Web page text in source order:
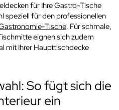
für Ihre Gastro-Tische
speziell für den professionellen
Tische. Für schmale,
eignen sich zudem
mit Ihrer Haupttischdecke
So fügt sich die
ein